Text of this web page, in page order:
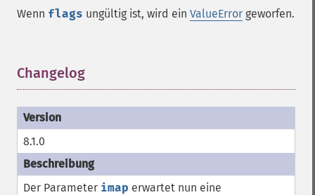
Wenn flags ungültig ist, wird ein ValueError geworfen.
Changelog
8.1.0
Der Parameter imap erwartet nun eine